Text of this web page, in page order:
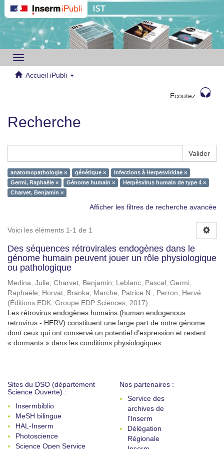
Toggle
navigation
Accueil iPubli
Ecoutez
Recherche
Valider
anatomopathologie × génétique ×
Infections à Herpesviridae ×
Germi, Raphaële ×
Génome humain ×
Herpèsvirus humain de type 4 ×
Charvet, Benjamin ×
Afficher les filtres de recherche avancée
Voici les éléments 1-1 de 1
Des séquences rétrovirales endogènes dans le
génome humain peuvent jouer un rôle physiologique
ou pathologique
Medina, Julie; Charvet, Benjamin; Leblanc, Pascal ; Germi,
Raphaële; Horvat, Branka; Marche, Patrice N.; Perron, Hervé
(Éditions EDK, Groupe EDP Sciences, 2017)
Les rétrovirus endogènes humains (human endogenous
retrovirus - HERV) constituent une large part de notre génome
dont ceux qui ont conservé un potentiel d’expression et restent
« dormants » dans les conditions physiologiques. ...
Sites du DSO (département
Science Ouverte) :
Insermbiblio
MeSH bilingue
HAL-Inserm
Photoscience
Science Open Service
Nos partenaires :
Service des
archives de
l'Inserm
Délégation
Régionale